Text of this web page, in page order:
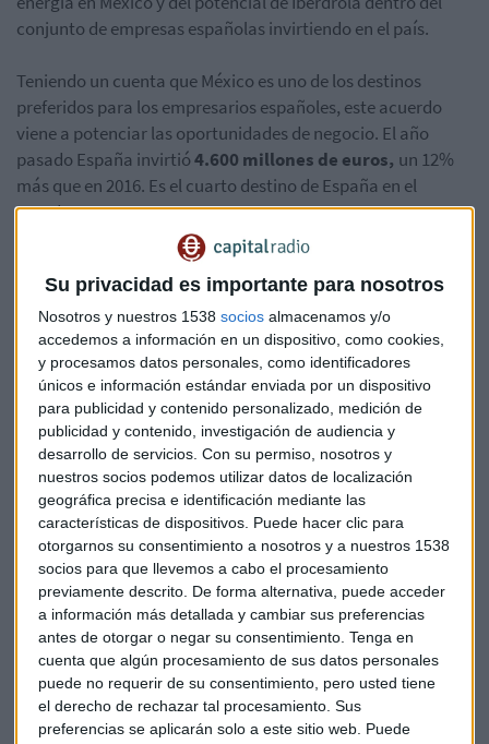
Su privacidad es importante para nosotros
Nosotros y nuestros 1538 socios almacenamos y/o
accedemos a información en un dispositivo, como cookies,
y procesamos datos personales, como identificadores
únicos e información estándar enviada por un dispositivo
para publicidad y contenido personalizado, medición de
publicidad y contenido, investigación de audiencia y
desarrollo de servicios. Con su permiso, nosotros y
nuestros socios podemos utilizar datos de localización
geográfica precisa e identificación mediante las
características de dispositivos. Puede hacer clic para
otorgarnos su consentimiento a nosotros y a nuestros 1538
socios para que llevemos a cabo el procesamiento
previamente descrito. De forma alternativa, puede acceder
a información más detallada y cambiar sus preferencias
antes de otorgar o negar su consentimiento. Tenga en
cuenta que algún procesamiento de sus datos personales
puede no requerir de su consentimiento, pero usted tiene
el derecho de rechazar tal procesamiento. Sus
preferencias se aplicarán solo a este sitio web. Puede
conjunto de empresas españolas invirtiendo en el país.
Teniendo un cuenta que México es uno de los destinos
preferidos para los empresarios españoles, este acuerdo
viene a potenciar las oportunidades de negocio. El año
pasado España invirtió4.600 millones de euros, un 12%
más que en 2016. Es el cuarto destino de España en el
mundo.
Por ello Iberdrola está analizando las distintas opciones que
genera para la compañía el nuevo tratado y
las posibilidades que le proporciona. De entrada,
Iberdrola ya ha puesto en marcha la inversión de 400